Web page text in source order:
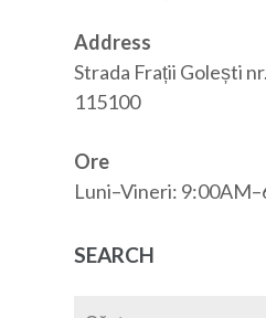
Address
Strada Frații Golești
115100
Ore
Luni–Vineri:
SEARCH